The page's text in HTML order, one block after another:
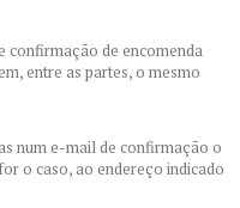
confirmação de encomenda
entre as partes, o mesmo
num e-mail de confirmação o
o caso, ao endereço indicado